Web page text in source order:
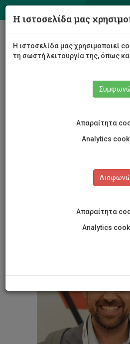
Σχολή Μηχανικής
Τμήμα Ηλεκτρολόγων
Προσωπικό Τμήματος
Νεόφυτος
Η ιστοσελίδα μας
Η ιστοσελίδα μας χρησιμοποιεί
τη σωστή λειτουργία της, όπως
Απαραίτητα
Analytics
Απαραίτητα
Analytics